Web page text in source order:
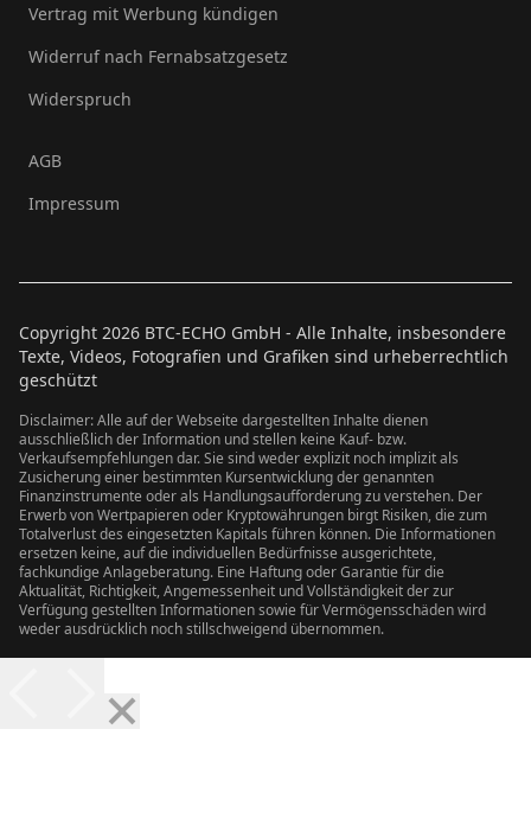
Vertrag mit Werbung kündigen
Widerruf nach Fernabsatzgesetz
Widerspruch
AGB
Impressum
Copyright 2026 BTC-ECHO GmbH - Alle Inhalte, insbesondere
Texte, Videos, Fotografien und Grafiken sind urheberrechtlich
geschützt
Disclaimer: Alle auf der Webseite dargestellten Inhalte dienen
ausschließlich der Information und stellen keine Kauf- bzw.
Verkaufsempfehlungen dar. Sie sind weder explizit noch implizit als
Zusicherung einer bestimmten Kursentwicklung der genannten
Finanzinstrumente oder als Handlungsaufforderung zu verstehen. Der
Erwerb von Wertpapieren oder Kryptowährungen birgt Risiken, die zum
Totalverlust des eingesetzten Kapitals führen können. Die Informationen
ersetzen keine, auf die individuellen Bedürfnisse ausgerichtete,
fachkundige Anlageberatung. Eine Haftung oder Garantie für die
Aktualität, Richtigkeit, Angemessenheit und Vollständigkeit der zur
Verfügung gestellten Informationen sowie für Vermögensschäden wird
weder ausdrücklich noch stillschweigend übernommen.